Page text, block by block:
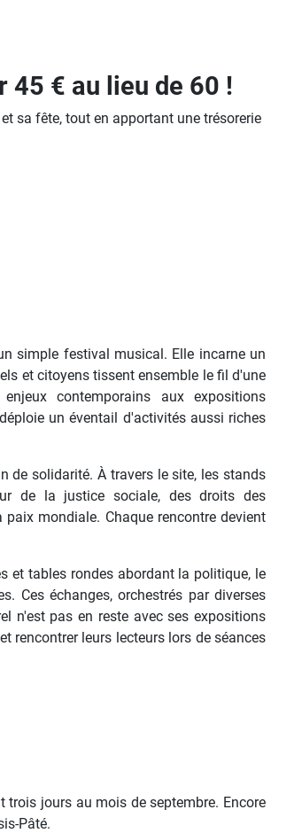
45 € au lieu de 60 !
sa fête, tout en apportant une trésorerie
simple festival musical. Elle incarne un
et citoyens tissent ensemble le fil d'une
contemporains aux expositions
un éventail d'activités aussi riches
de solidarité. À travers le site, les stands
de la justice sociale, des droits des
mondiale. Chaque rencontre devient
et tables rondes abordant la politique, le
Ces échanges, orchestrés par diverses
n'est pas en reste avec ses expositions
rencontrer leurs lecteurs lors de séances
trois jours au mois de septembre. Encore
Pâté.